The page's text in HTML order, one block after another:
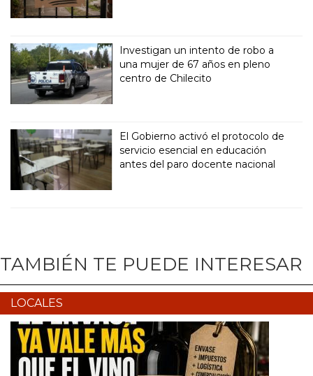
Investigan un intento de robo a
una mujer de 67 años en pleno
centro de Chilecito
El Gobierno activó el protocolo de
servicio esencial en educación
antes del paro docente nacional
TAMBIÉN TE PUEDE INTERESAR
LOCALES